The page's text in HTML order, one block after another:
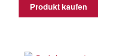
Produkt kaufen